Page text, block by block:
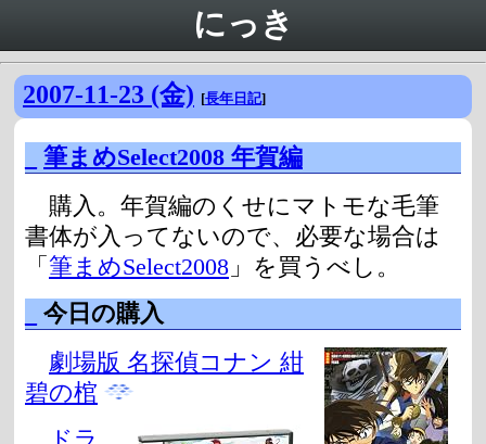
にっき
2007-11-23 (金) [長年日記]
筆まめSelect2008 年賀編
購入。年賀編のくせにマトモな毛筆
書体が入ってないので、必要な場合は
「 筆まめSelect2008 」を買うべし。
今日の購入
劇場版 名探偵コナン 紺
碧の棺